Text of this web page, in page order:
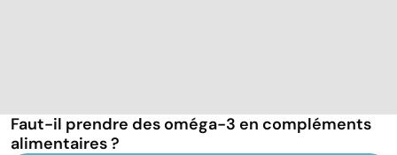
Faut-il prendre des oméga-3 en compléments
alimentaires ?